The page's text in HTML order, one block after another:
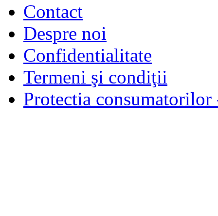
Contact
Despre noi
Confidentialitate
Termeni şi condiţii
Protectia